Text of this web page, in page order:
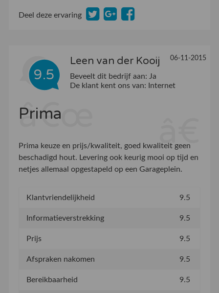
Deel deze ervaring
9.5
Leen van der Kooij 06-11-2015
Beveelt dit bedrijf aan: Ja
De klant kent ons van:
Internet
Prima
Prima keuze en prijs/kwaliteit, goed kwaliteit geen
beschadigd hout. Levering ook keurig mooi op tijd en
netjes allemaal opgestapeld op een Garageplein.
Klantvriendelijkheid 9.5
Informatieverstrekking 9.5
Prijs 9.5
Afspraken nakomen 9.5
Bereikbaarheid 9.5